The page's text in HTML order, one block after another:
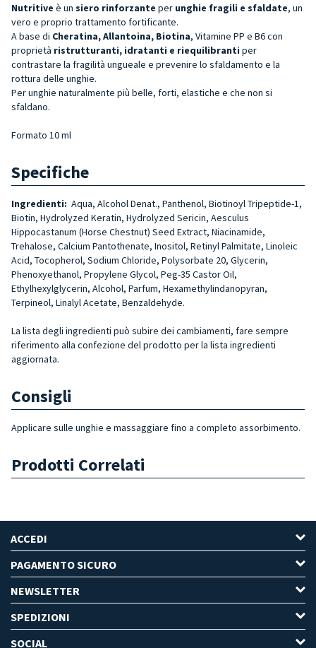
Nutritive è un siero rinforzante per unghie fragili e sfaldate, un
vero e proprio trattamento fortificante.
A base di Cheratina, Allantoina, Biotina, Vitamine PP e B6 con
proprietà ristrutturanti, idratanti e riequilibranti per
contrastare la fragilità ungueale e prevenire lo sfaldamento e la
rottura delle unghie.
Per unghie naturalmente più belle, forti, elastiche e che non si
sfaldano.
Formato 10 ml
Specifiche
Ingredienti: Aqua, Alcohol Denat., Panthenol, Biotinoyl Tripeptide-1,
Biotin, Hydrolyzed Keratin, Hydrolyzed Sericin, Aesculus
Hippocastanum (Horse Chestnut) Seed Extract, Niacinamide,
Trehalose, Calcium Pantothenate, Inositol, Retinyl Palmitate, Linoleic
Acid, Tocopherol, Sodium Chloride, Polysorbate 20, Glycerin,
Phenoxyethanol, Propylene Glycol, Peg-35 Castor Oil,
Ethylhexylglycerin, Alcohol, Parfum, Hexamethylindanopyran,
Terpineol, Linalyl Acetate, Benzaldehyde.
La lista degli ingredienti può subire dei cambiamenti, fare sempre
riferimento alla confezione del prodotto per la lista ingredienti
aggiornata.
Consigli
Applicare sulle unghie e massaggiare fino a completo assorbimento.
Prodotti Correlati
ACCEDI
PAGAMENTO SICURO
NEWSLETTER
SPEDIZIONI
SOCIAL